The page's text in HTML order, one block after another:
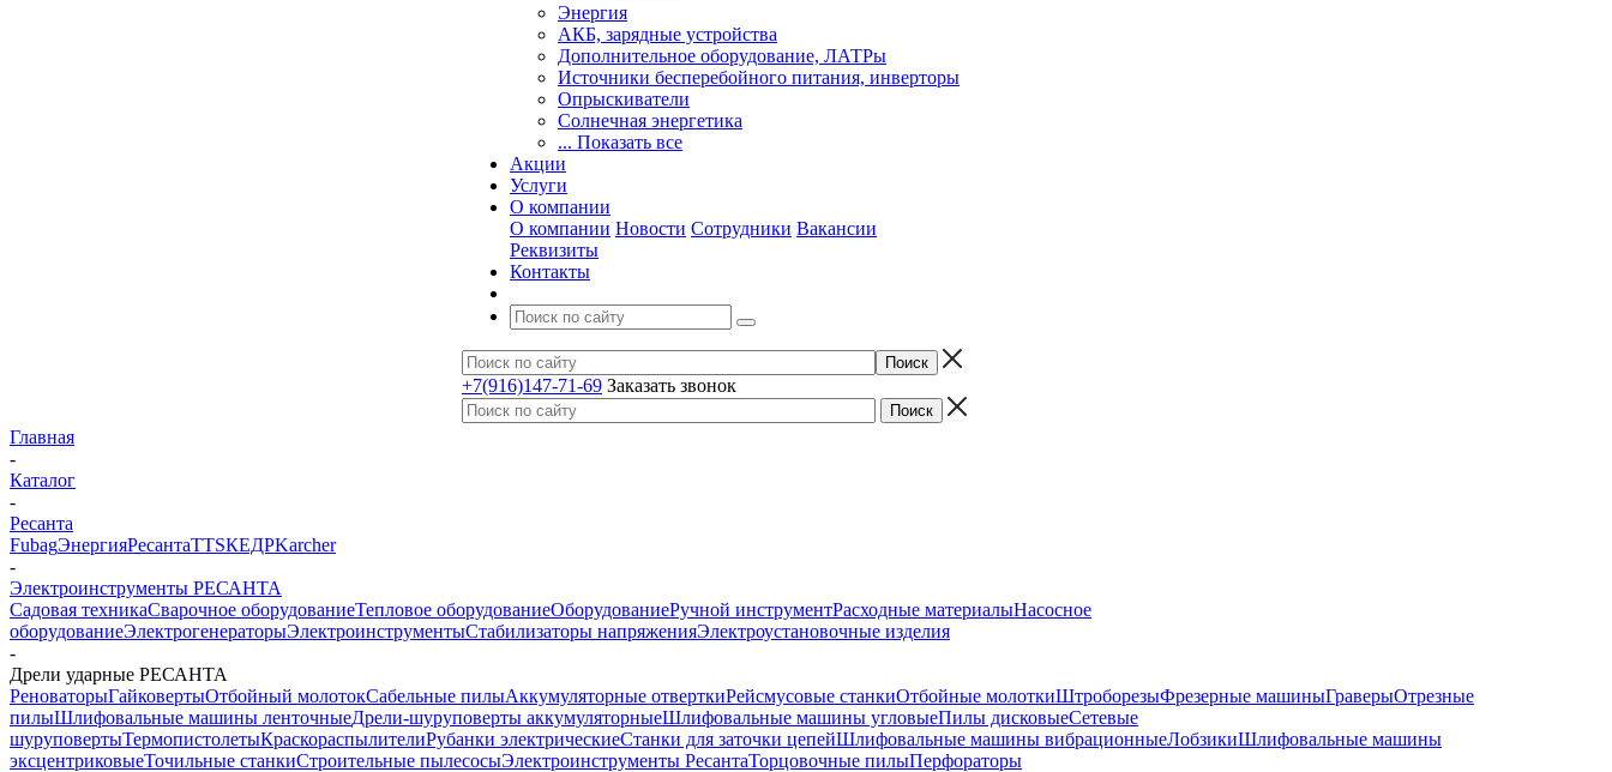
Энергия
АКБ, зарядные устройства
Дополнительное оборудование, ЛАТРы
Источники бесперебойного питания, инверторы
Опрыскиватели
Солнечная энергетика
... Показать все
Акции
Услуги
О компании
О компании Новости Сотрудники Вакансии
Реквизиты
Контакты
+7(916)147-71-69 Заказать звонок
Главная
-
Каталог
-
Ресанта
FubagЭнергияРесантаTTSКЕДРKarcher
-
Электроинструменты РЕСАНТА
Садовая техникаСварочное оборудованиеТепловое оборудованиеОборудованиеРучной инструментРасходные материалыНасосное
оборудованиеЭлектрогенераторыЭлектроинструментыСтабилизаторы напряженияЭлектроустановочные изделия
-
Дрели ударные РЕСАНТА
РеноваторыГайковертыОтбойный молотокСабельные пилыАккумуляторные отверткиРейсмусовые станкиОтбойные молоткиШтроборезыФрезерные машиныГраверыОтрезные
пилыШлифовальные машины ленточныеДрели-шуруповерты аккумуляторныеШлифовальные машины угловыеПилы дисковыеСетевые
шуруповертыТермопистолетыКраскораспылителиРубанки электрическиеСтанки для заточки цепейШлифовальные машины вибрационныеЛобзикиШлифовальные машины
эксцентриковыеТочильные станкиСтроительные пылесосыЭлектроинструменты РесантаТорцовочные пилыПерфораторы